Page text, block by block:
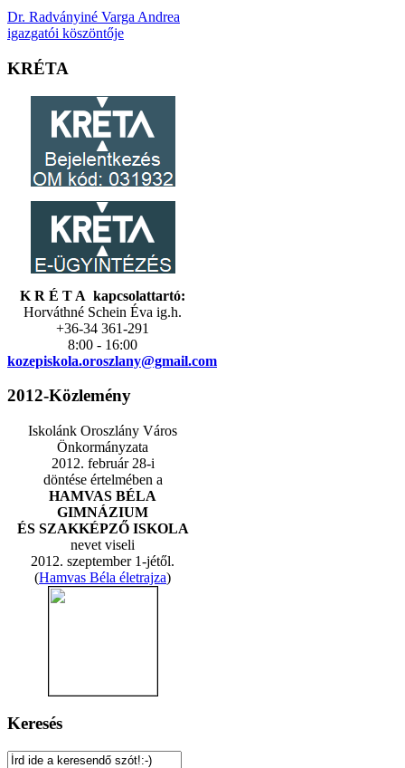
Dr. Radványiné Varga Andrea
igazgatói köszöntője
KRÉTA
K R É T A kapcsolattartó:
Horváthné Schein Éva ig.h.
+36-34 361-291
8:00 - 16:00
kozepiskola.oroszlany@gmail.com
2012-Közlemény
Iskolánk Oroszlány Város
Önkormányzata
2012. február 28-i
döntése értelmében a
HAMVAS BÉLA
GIMNÁZIUM
ÉS SZAKKÉPZŐ ISKOLA
nevet viseli
2012. szeptember 1-jétől.
(Hamvas Béla életrajza)
Keresés